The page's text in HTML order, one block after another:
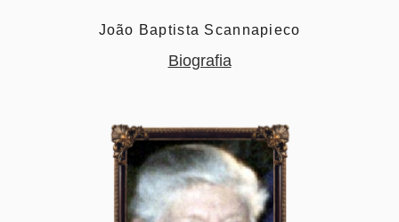
João Baptista Scannapieco
Biografia